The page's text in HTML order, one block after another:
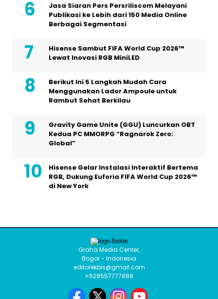
Jasa Siaran Pers Persriliscom Melayani
Publikasi ke Lebih dari 150 Media Online
Berbagai Segmentasi
Hisense Sambut FIFA World Cup 2026™
Lewat Inovasi RGB MiniLED
Berikut Ini 5 Langkah Mudah Cara
Menggunakan Lador Ampoule untuk
Rambut Sehat Berkilau
Gravity Game Unite (GGU) Luncurkan OBT
Kedua PC MMORPG “Ragnarok Zero:
Global”
Hisense Gelar Instalasi Interaktif Bertema
RGB, Dukung Euforia FIFA World Cup 2026™
di New York
Graha Media Center,
Bogor - Indonesia
editorekbis@gmail.com
+628557777888